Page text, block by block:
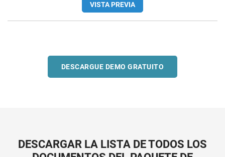
VISTA PREVIA
DESCARGUE DEMO GRATUITO
DESCARGAR LA LISTA DE TODOS LOS